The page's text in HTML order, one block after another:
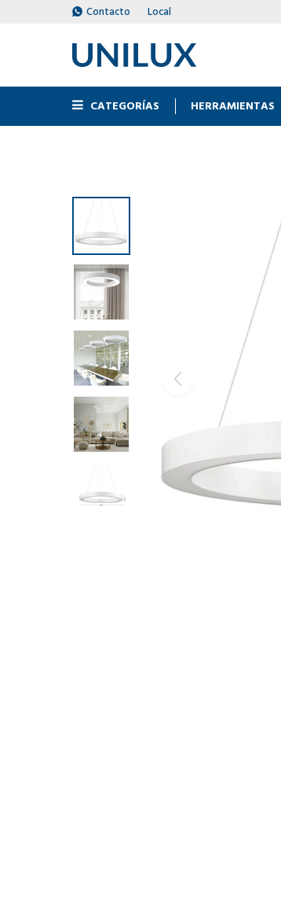
CATEGORÍAS HERRAMIENTAS
Contacto Local